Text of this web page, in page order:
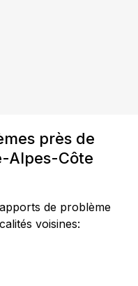
près de
Alpes-Côte
de problème
voisines: